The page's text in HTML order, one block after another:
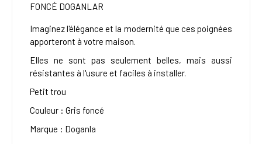
FONCÉ DOGANLAR
Imaginez l'élégance et la modernité que ces poignées
apporteront à votre maison.
Elles ne sont pas seulement belles, mais aussi
résistantes à l'usure et faciles à installer.
Petit trou
Couleur : Gris foncé
Marque : Doganla